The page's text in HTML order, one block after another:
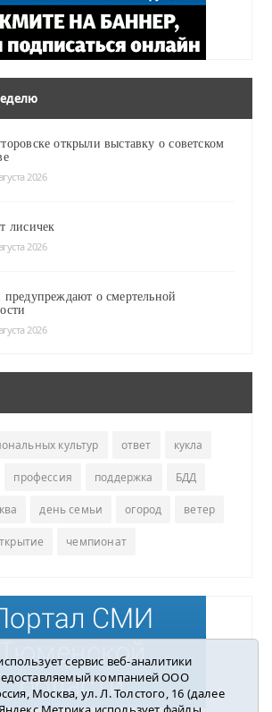
открыли выставку о советском
2026
лисичек
2026
предупреждают о смертельной
2026
культур ответ кукла
профессия поддержка БДД
день семьи огород ветер
чемпионат
сервис веб-аналитики
компанией ООО
Москва, ул. Л. Толстого, 16 (далее